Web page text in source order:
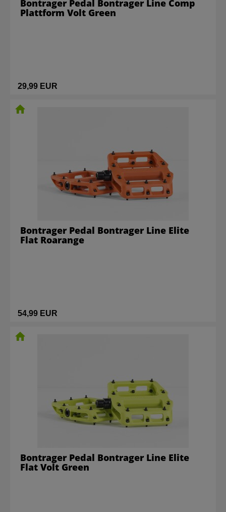
29,99 EUR
Bontrager Pedal Bontrager Line Comp
Plattform Volt Green
54,99 EUR
Bontrager Pedal Bontrager Line Elite
Flat Roarange
Bontrager Pedal Bontrager Line Elite
Flat Volt Green